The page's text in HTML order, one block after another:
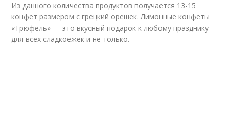
Из данного количества продуктов получается 13-15
конфет размером с грецкий орешек. Лимонные конфеты
«Трюфель» — это вкусный подарок к любому празднику
для всех сладкоежек и не только.